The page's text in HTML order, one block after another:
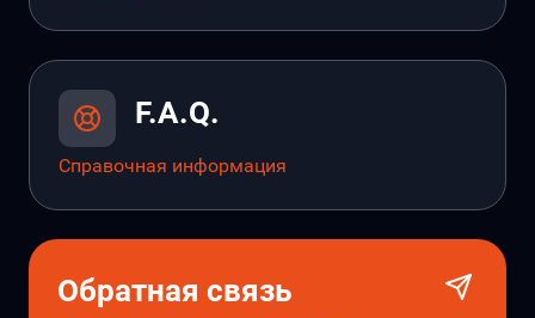
F.A.Q.
Справочная информация
Обратная связь